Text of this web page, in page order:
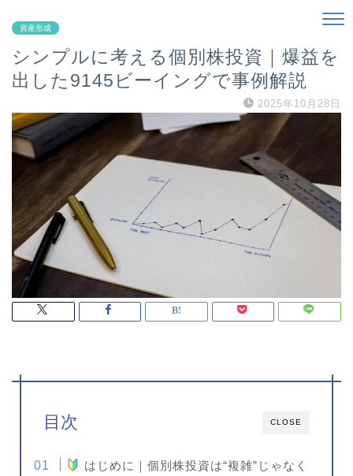
資産形成
シンプルに考える個別株投資｜爆益を
出した9145ビーイングで事例解説
2025年10月28日
CLOSE
目次
はじめに｜個別株投資は“複雑”じゃなく